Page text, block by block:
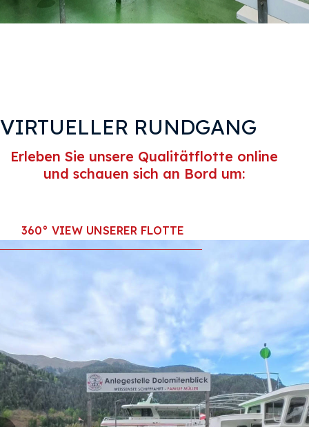
VIRTUELLER RUNDGANG
Erleben Sie unsere Qualitätflotte online
und schauen sich an Bord um:
360° VIEW UNSERER FLOTTE